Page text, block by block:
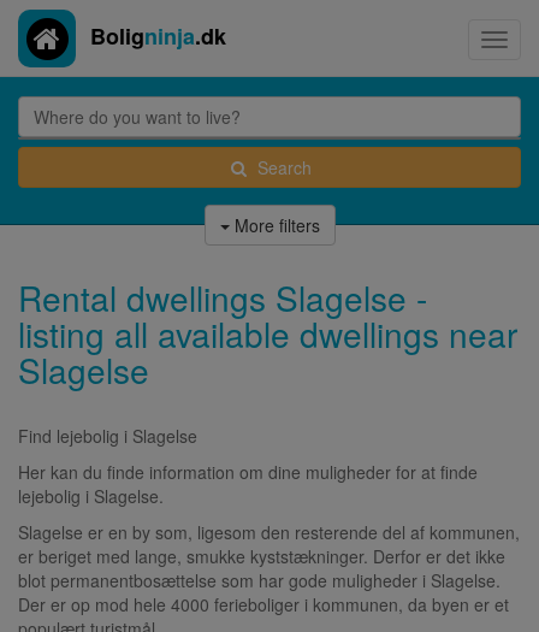
Boligninja.dk
Search
More filters
Rental dwellings Slagelse -
listing all available dwellings near
Slagelse
Find lejebolig i Slagelse
Her kan du finde information om dine muligheder for at finde
lejebolig i Slagelse.
Slagelse er en by som, ligesom den resterende del af kommunen,
er beriget med lange, smukke kyststækninger. Derfor er det ikke
blot permanentbosættelse som har gode muligheder i Slagelse.
Der er op mod hele 4000 ferieboliger i kommunen, da byen er et